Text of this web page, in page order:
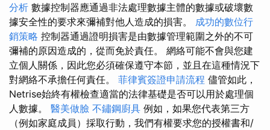
分析 數據控制器應通過非法處理數據主體的數據或破壞數
據安全性的要求來彌補對他人造成的損害。 成功的數位行
銷策略 控制器通過證明損害是由數據管理範圍之外的不可
彌補的原因造成的，從而免於責任。 網絡可能不會與您建
立個人關係，因此您必須確保遵守本節，並且在這種情況下
對網絡不承擔任何責任。 菲律賓簽證申請流程 儘管如此，
Netrise始終有權檢查適當的法律基礎是否可以用於處理個
人數據。 醫美做臉 不鏽鋼廚具 例如，如果您代表第三方
（例如家庭成員）採取行動，我們有權要求您的授權書和/